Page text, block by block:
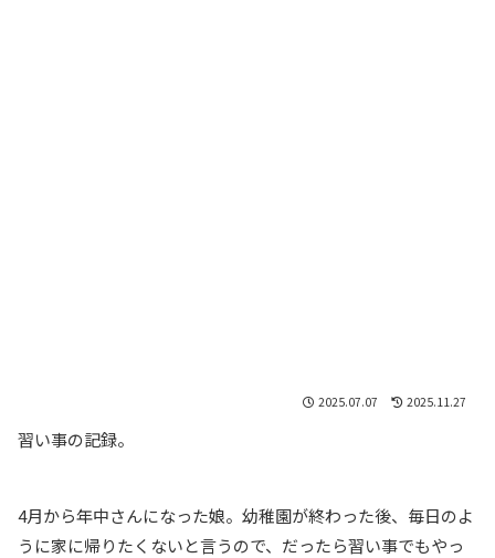
2025.07.07 2025.11.27
習い事の記録。
4月から年中さんになった娘。幼稚園が終わった後、毎日のよ
うに家に帰りたくないと言うので、だったら習い事でもやっ